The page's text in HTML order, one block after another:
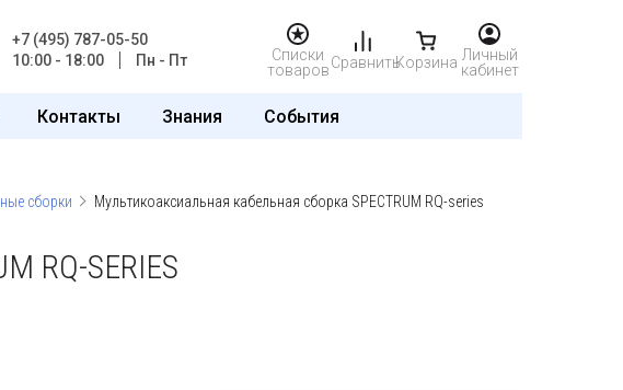
+7 (495) 787-05-50
10:00 - 18:00
Пн - Пт
Списки
товаровСравнитьКорзина Личный
кабинет
Контакты Знания События
сборки Мультикоаксиальная кабельная сборка SPECTRUM RQ-series
RQ-SERIES